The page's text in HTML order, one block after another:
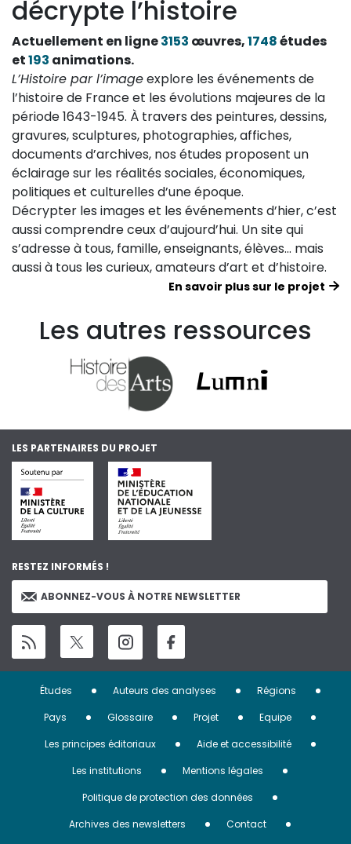
décrypte l’histoire
Actuellement en ligne3153 œuvres,1748études
et193 animations.
L’Histoire par l’imageexplore les événements de
l’histoire de France et les évolutions majeures de la
période 1643-1945. À travers des peintures, dessins,
gravures, sculptures, photographies, affiches,
documents d’archives, nos études proposent un
éclairage sur les réalités sociales, économiques,
politiques et culturelles d’une époque.
Décrypter les images et les événements d’hier, c’est
aussi comprendre ceux d’aujourd’hui. Un site qui
s’adresse à tous, famille, enseignants, élèves… mais
aussi à tous les curieux, amateurs d’art et d’histoire.
En savoir plus sur le projet
Les autres ressources
LES PARTENAIRES DU PROJET
RESTEZ INFORMÉS !
ABONNEZ-VOUS À NOTRE NEWSLETTER
Menu
Pied
page
Études Auteurs des analyses
Régions
Pays
Glossaire Projet
Equipe
Les principes éditoriaux
Aide et accessibilité
Les institutions
Mentions légales
Politique de protection des données
Archives des newsletters
Contact